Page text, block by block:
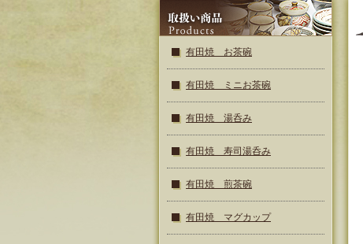
有田焼 お茶碗
有田焼 ミニお茶碗
有田焼 湯呑み
有田焼 寿司湯呑み
有田焼 煎茶碗
有田焼 マグカップ